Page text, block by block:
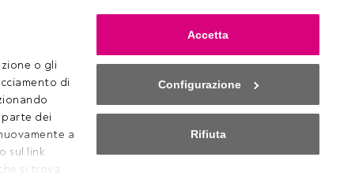
o gli
di
dei
a
sul link
si trova
Accetta
Configurazione
Rifiuta
Cookies